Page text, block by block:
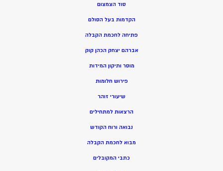
סוד הצמצום
הקדמות בעל הסולם
פתיחה לחכמת הקבלה
אברהם יצחק הכהן קוק
מוסר ותיקון המידות
פירוש חלומות
שיעורי זוהר
הרצאות למתחילים
נבואה ורוח הקודש
מבוא לחכמת הקבלה
כתבי המקובלים